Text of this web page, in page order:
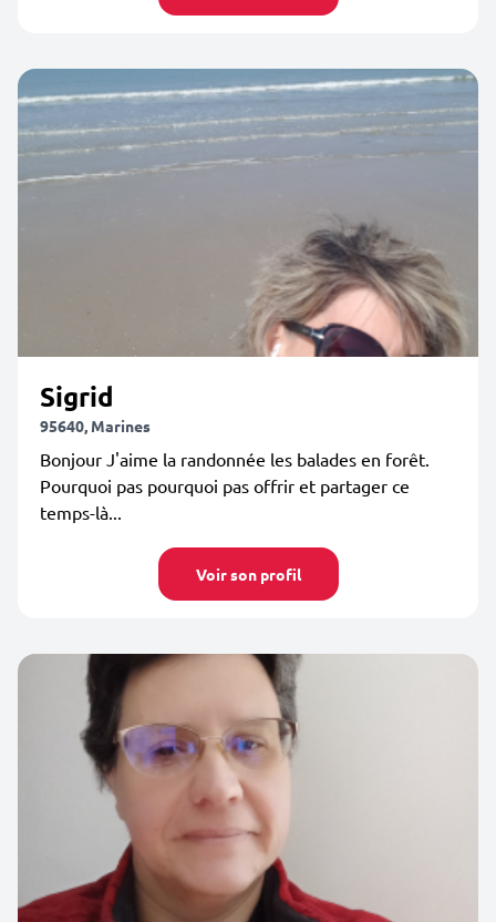
Sigrid
95640, Marines
Bonjour J'aime la randonnée les balades en forêt.
Pourquoi pas pourquoi pas offrir et partager ce
temps-là...
Voir son profil